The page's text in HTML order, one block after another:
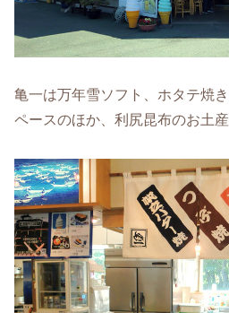
亀一は万年雪ソフト、ホタテ焼
ペースのほか、利尻昆布のお土